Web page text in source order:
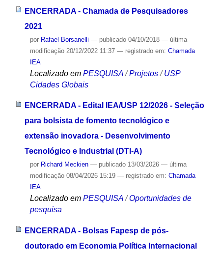
ENCERRADA - Chamada de Pesquisadores
2021
por Rafael Borsanelli — publicado04/10/2018 — última
modificação20/12/2022 11:37 — registrado em: Chamada
IEA
Localizado em PESQUISA /Projetos/USP
Cidades Globais
ENCERRADA - Edital IEA/USP 12/2026 - Seleção
para bolsista de fomento tecnológico e
extensão inovadora - Desenvolvimento
Tecnológico e Industrial (DTI-A)
por Richard Meckien — publicado13/03/2026 — última
modificação08/04/2026 15:19 — registrado em: Chamada
IEA
Localizado em PESQUISA /Oportunidades de
pesquisa
ENCERRADA - Bolsas Fapesp de pós-
doutorado em Economia Política Internacional